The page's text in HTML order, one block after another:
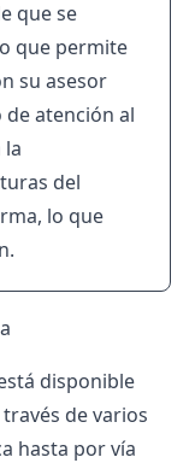
que se
que permite
su asesor
atención al
la
del
lo que
disponible
de varios
hasta por vía